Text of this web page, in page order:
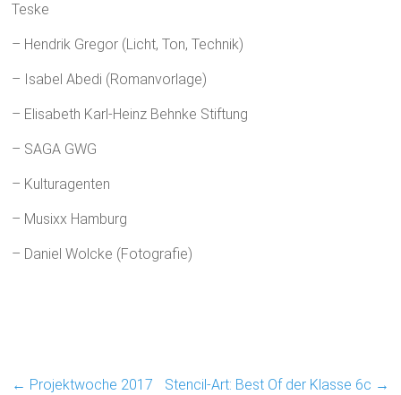
Teske
– Hendrik Gregor (Licht, Ton, Technik)
– Isabel Abedi (Romanvorlage)
– Elisabeth Karl-Heinz Behnke Stiftung
– SAGA GWG
– Kulturagenten
– Musixx Hamburg
– Daniel Wolcke (Fotografie)
← Projektwoche 2017 Stencil-Art: Best Of der Klasse 6c →